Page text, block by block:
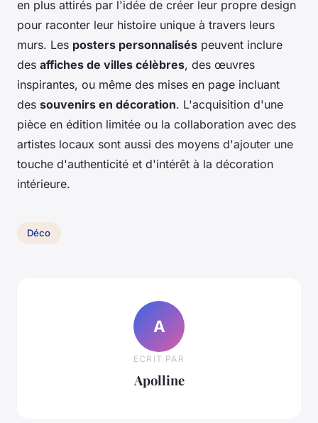
en plus attirés par l'idée de créer leur propre design
pour raconter leur histoire unique à travers leurs
murs. Les posters personnalisés peuvent inclure
des affiches de villes célèbres, des œuvres
inspirantes, ou même des mises en page incluant
des souvenirs en décoration. L'acquisition d'une
pièce en édition limitée ou la collaboration avec des
artistes locaux sont aussi des moyens d'ajouter une
touche d'authenticité et d'intérêt à la décoration
intérieure.
Déco
A
ECRIT PAR
Apolline